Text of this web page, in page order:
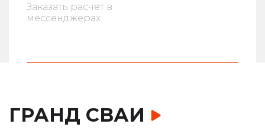
Заказать расчет в
мессенджерах
ГРАНД СВАИ